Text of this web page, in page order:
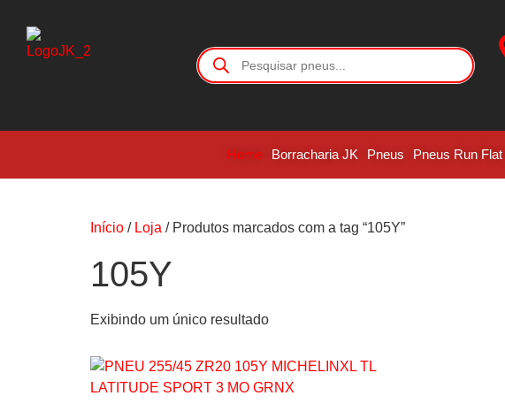
Home Borracharia JK Pneus Pneus Run Flat
Início / Loja / Produtos marcados com a tag “105Y”
105Y
Exibindo um único resultado